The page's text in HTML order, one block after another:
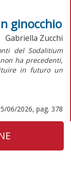
ginocchio
Gabriella Zucchi
del Sodalitium
ha precedenti,
in futuro un
06/2026, pag. 378